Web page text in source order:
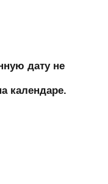
дату не
календаре.